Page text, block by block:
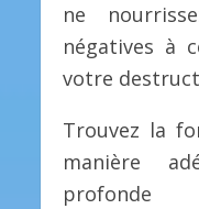
ne
négatives à
votre
Trouvez la
manière
profonde